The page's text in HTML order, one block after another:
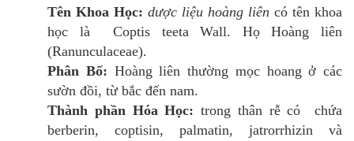
Tên Khoa Học: dược liệu hoàng liên có tên khoa
học là Coptis teeta Wall. Họ Hoàng liên
(Ranunculaceae).
Phân Bố: Hoàng liên thường mọc hoang ở các
sườn đồi, từ bắc đến nam.
Thành phần Hóa Học:trong thân rễ có chứa
berberin, coptisin, palmatin, jatrorrhizin và